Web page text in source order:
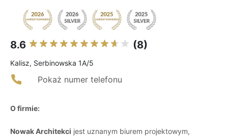
8.6 (8)
Kalisz, Serbinowska 1A/5
Pokaż numer telefonu
O firmie:
Nowak Architekci jest uznanym biurem projektowym,